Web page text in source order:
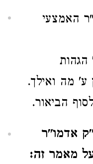
האמצעי
הגהות
ע' מה ואילך.
הביאור.
אדמו"ר
מאמר זה: